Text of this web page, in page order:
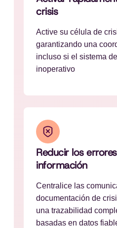
crisis
Active su célula de
garantizando una
incluso si el sistema
inoperativo
Reducir los
información
Centralice las
documentación de
una trazabilidad
basadas en datos